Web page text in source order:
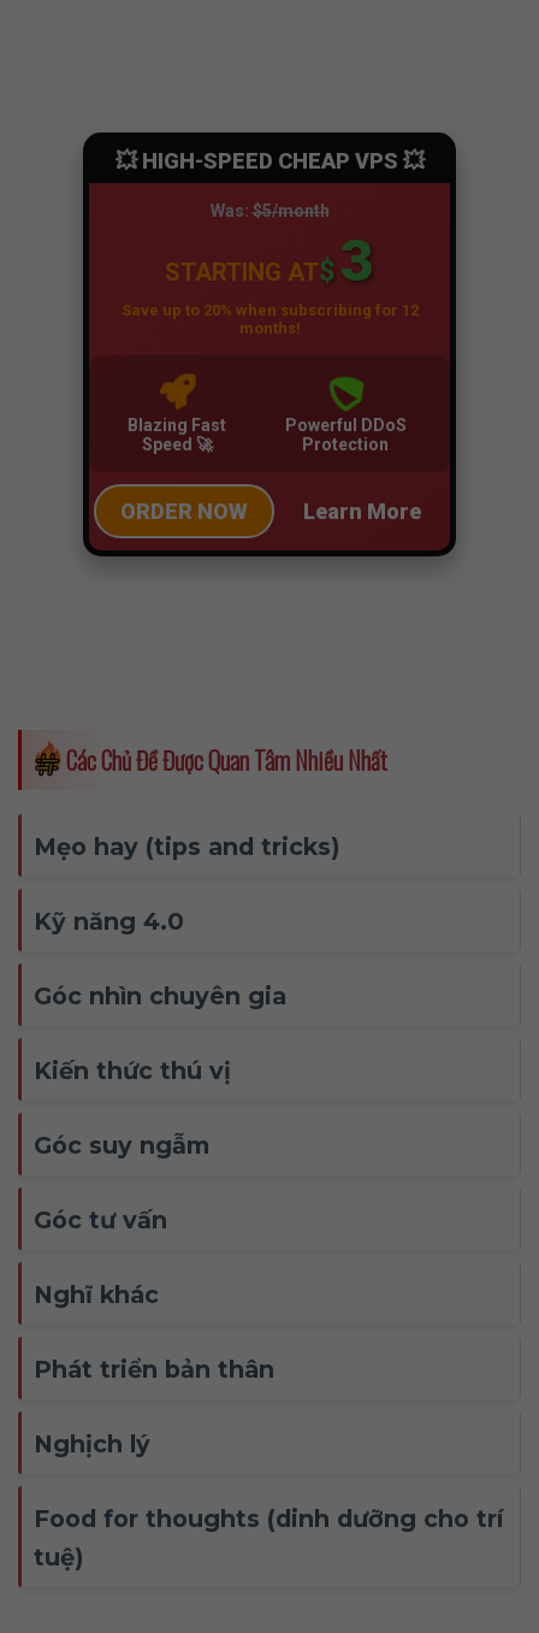
Các Chủ Đề Được Quan Tâm Nhiều Nhất
Mẹo hay (tips and tricks)
Kỹ năng 4.0
Góc nhìn chuyên gia
Kiến thức thú vị
Góc suy ngẫm
Góc tư vấn
Nghĩ khác
Phát triển bản thân
Nghịch lý
Food for thoughts (dinh dưỡng cho trí
tuệ)